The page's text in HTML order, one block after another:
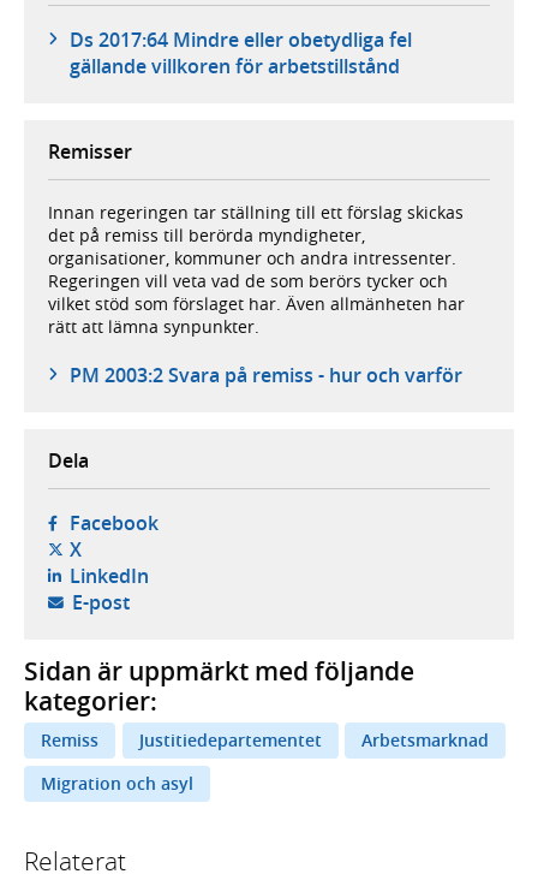
Ds 2017:64 Mindre eller obetydliga fel
gällande villkoren för arbetstillstånd
Remisser
Innan regeringen tar ställning till ett förslag skickas
det på remiss till berörda myndigheter,
organisationer, kommuner och andra intressenter.
Regeringen vill veta vad de som berörs tycker och
vilket stöd som förslaget har. Även allmänheten har
rätt att lämna synpunkter.
PM 2003:2 Svara på remiss - hur och varför
Dela
Facebook- öppnas i ny flik, extern webbplats,
X- öppnas i ny flik, extern webbplats,
LinkedIn- öppnas i ny flik, extern webbplats,
E-post- öppnar din e-postklient,
Sidan är uppmärkt med följande
kategorier:
Remiss Justitiedepartementet
Arbetsmarknad
Migration och asyl
Relaterat